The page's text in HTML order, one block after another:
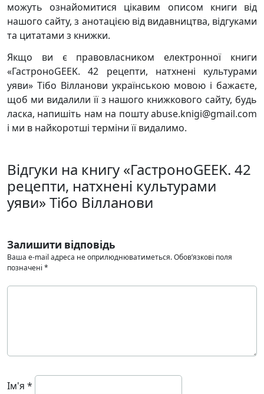
можуть ознайомитися цікавим описом книги від
нашого сайту, з анотацією від видавництва, відгуками
та цитатами з книжки.
Якщо ви є правовласником електронної книги
«ГастроноGEEK. 42 рецепти, натхнені культурами
уяви» Тібо Вілланови українською мовою і бажаєте,
щоб ми видалили її з нашого книжкового сайту, будь
ласка, напишіть нам на пошту abuse.knigi@gmail.com
і ми в найкоротші терміни її видалимо.
Відгуки на книгу «ГастроноGEEK. 42
рецепти, натхнені культурами
уяви» Тібо Вілланови
Залишити відповідь
Ваша e-mail адреса не оприлюднюватиметься.Обов’язкові поля
позначені *
Ім'я *